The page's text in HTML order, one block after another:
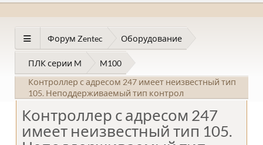
Форум Zentec Оборудование
ПЛК серии M
M100
Контроллер с адресом 247 имеет неизвестный тип
105. Неподдерживаемый тип контрол
Контроллер с адресом 247
имеет неизвестный тип 105.